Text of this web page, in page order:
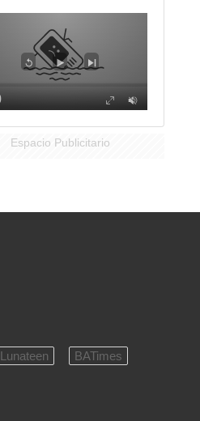
Espacio Publicitario
Lunateen BATimes